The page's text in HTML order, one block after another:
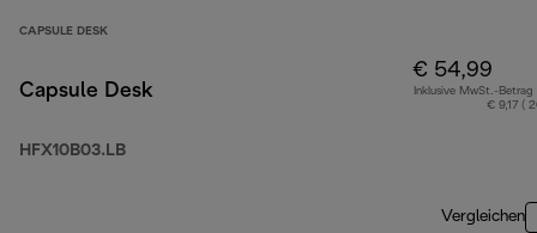
CAPSULE DESK
Capsule Desk
HFX10B03.LB
€ 54,99
Inklusive MwSt.-Betrag
€ 9,17 (
Vergleichen